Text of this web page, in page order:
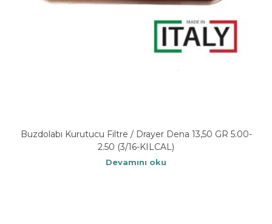
Buzdolabı Kurutucu Filtre / Drayer Dena 13,50 GR 5.00-
2.50 (3/16-KILCAL)
Devamını oku